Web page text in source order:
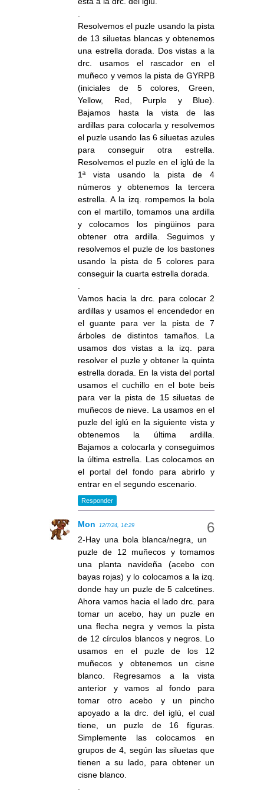
Resolvemos el puzle usando la pista
de 13 siluetas blancas y obtenemos
una estrella dorada. Dos vistas a la
drc. usamos el rascador en el
muñeco y vemos la pista de GYRPB
(iniciales de 5 colores, Green,
Yellow, Red, Purple y Blue).
Bajamos hasta la vista de las
ardillas para colocarla y resolvemos
el puzle usando las 6 siluetas azules
para conseguir otra estrella.
Resolvemos el puzle en el iglú de la
1ª vista usando la pista de 4
números y obtenemos la tercera
estrella. A la izq. rompemos la bola
con el martillo, tomamos una ardilla
y colocamos los pingüinos para
obtener otra ardilla. Seguimos y
resolvemos el puzle de los bastones
usando la pista de 5 colores para
conseguir la cuarta estrella dorada.
Vamos hacia la drc. para colocar 2
ardillas y usamos el encendedor en
el guante para ver la pista de 7
árboles de distintos tamaños. La
usamos dos vistas a la izq. para
resolver el puzle y obtener la quinta
estrella dorada. En la vista del portal
usamos el cuchillo en el bote beis
para ver la pista de 15 siluetas de
muñecos de nieve. La usamos en el
puzle del iglú en la siguiente vista y
obtenemos la última ardilla.
Bajamos a colocarla y conseguimos
la última estrella. Las colocamos en
el portal del fondo para abrirlo y
entrar en el segundo escenario.
Responder
Mon 12/7/24, 14:29
2-Hay una bola blanca/negra, un
puzle de 12 muñecos y tomamos
una planta navideña (acebo con
bayas rojas) y lo colocamos a la izq.
donde hay un puzle de 5 calcetines.
Ahora vamos hacia el lado drc. para
tomar un acebo, hay un puzle en
una flecha negra y vemos la pista
de 12 círculos blancos y negros. Lo
usamos en el puzle de los 12
muñecos y obtenemos un cisne
blanco. Regresamos a la vista
anterior y vamos al fondo para
tomar otro acebo y un pincho
apoyado a la drc. del iglú, el cual
tiene, un puzle de 16 figuras.
Simplemente las colocamos en
grupos de 4, según las siluetas que
tienen a su lado, para obtener un
cisne blanco.